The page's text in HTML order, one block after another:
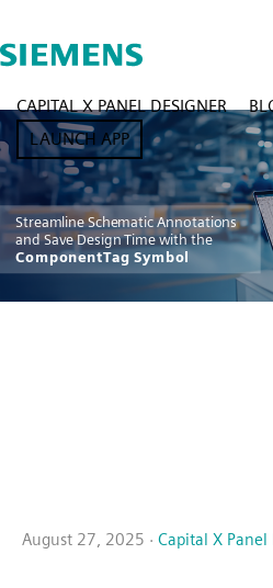
CAPITAL X PANEL DESIGNER
LAUNCH APP
August 27, 2025 · Capital X Panel